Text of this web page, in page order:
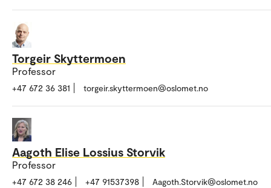
Torgeir Skyttermoen
Professor
+47 672 36 381 torgeir.skyttermoen@oslomet.no
Aagoth Elise Lossius Storvik
Professor
+47 672 38 246 +47 91537398 Aagoth.Storvik@oslomet.no